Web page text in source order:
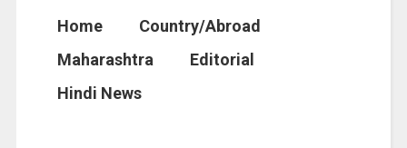
Home
Country/Abroad
Maharashtra
Editorial
Hindi News